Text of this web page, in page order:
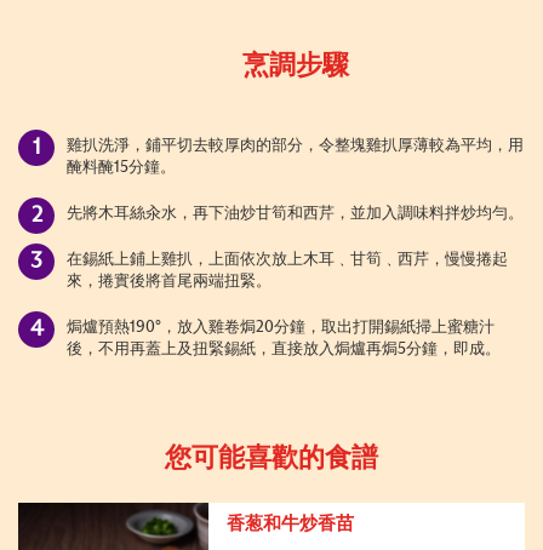
烹調步驟
雞扒洗淨，鋪平切去較厚肉的部分，令整塊雞扒厚薄較為平均，用
醃料醃15分鐘。
先將木耳絲汆水，再下油炒甘筍和西芹，並加入調味料拌炒均勻。
在錫紙上鋪上雞扒，上面依次放上木耳﹑甘筍﹑西芹，慢慢捲起
來，捲實後將首尾兩端扭緊。
焗爐預熱190° ，放入雞卷焗20分鐘，取出打開錫紙掃上蜜糖汁
後，不用再蓋上及扭緊錫紙，直接放入焗爐再焗5分鐘，即成。
您可能喜歡的食譜
香葱和牛炒香苗